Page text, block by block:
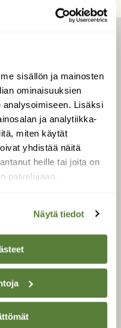
sisällön ja mainosten
ominaisuuksien
Lisäksi
ja analytiikka-
miten käytät
yhdistää näitä
heille tai joita on
palvelujaan.
Näytä tiedot
lehti
Suomen Luonto
digilukuoikeus
parasta juttua
uutiskirje